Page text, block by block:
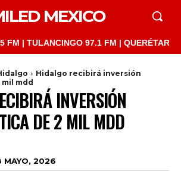
MEXICO
97.1 FM | QUERÉTARO
Hidalgo recibirá inversión
mdd
INVERSIÓN
DE 2 MIL MDD
MAYO, 2026